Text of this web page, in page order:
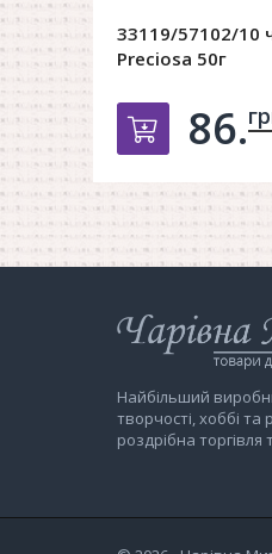
33119/57102/10
Preciosa 50г
86.
Інтернет-
магазин
Мить
Найбільший
творчості, хоббі та
роздрібна